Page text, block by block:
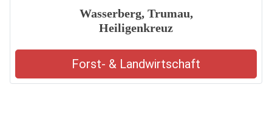
Wasserberg, Trumau,
Heiligenkreuz
Forst- & Landwirtschaft